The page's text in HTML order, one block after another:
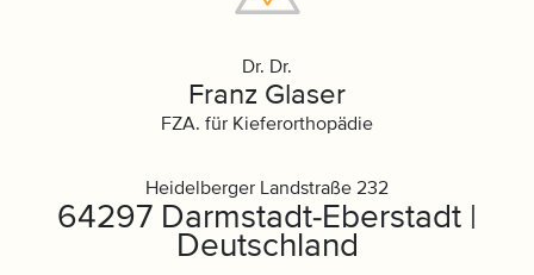
Dr. Dr.
Franz Glaser
FZA. für Kieferorthopädie
Heidelberger Landstraße 232
64297 Darmstadt-Eberstadt |
Deutschland